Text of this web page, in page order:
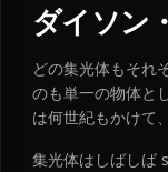
ダイソン
どの集光体もそれ
のも単一の物体と
は何世紀もかけて
集光体はしばし